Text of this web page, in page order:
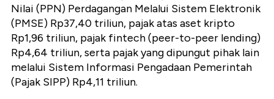
Nilai (PPN) Perdagangan Melalui Sistem Elektronik
(PMSE) Rp37,40 triliun, pajak atas aset kripto
Rp1,96 triliun, pajak fintech (peer-to-peer lending)
Rp4,64 triliun, serta pajak yang dipungut pihak lain
melalui Sistem Informasi Pengadaan Pemerintah
(Pajak SIPP) Rp4,11 triliun.